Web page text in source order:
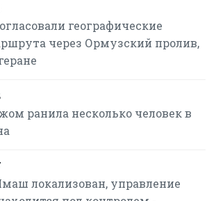
географические
через Ормузский пролив,
ранила несколько человек в
локализован, управление